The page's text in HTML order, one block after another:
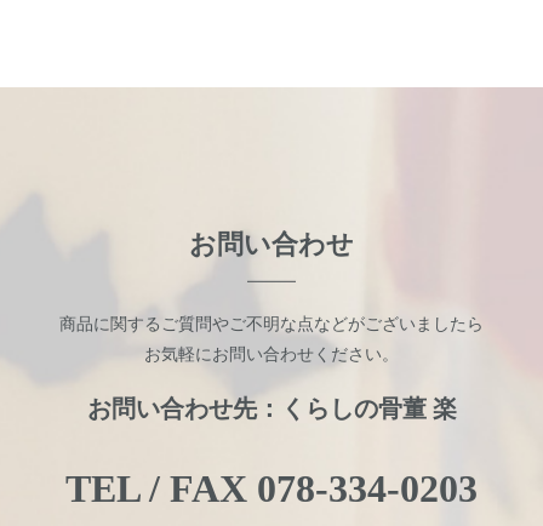
お問い合わせ
商品に関するご質問やご不明な点などがございましたら
お気軽にお問い合わせください。
お問い合わせ先：くらしの骨董 楽
TEL / FAX 078-334-0203